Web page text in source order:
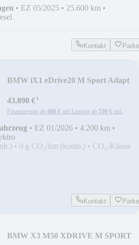
• EZ 05/2025 • 25.600 km •
Kontakt
BMW iX1 eDrive20 M Sport Adapt
43.890 €¹
Finanzierung ab 466 € mtl. Leasing ab 536 € mtl.
• EZ 01/2026 • 4.200 km •
• 0 g CO₂/km (komb.) • CO₂-Klasse
Kontakt
BMW X3 M50 XDRIVE M SPORT